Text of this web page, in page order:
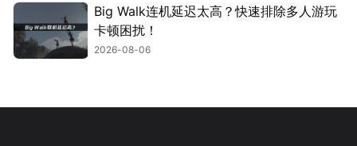
Big Walk连机延迟太高？快速排除多人游玩
卡顿困扰！
2026-08-06